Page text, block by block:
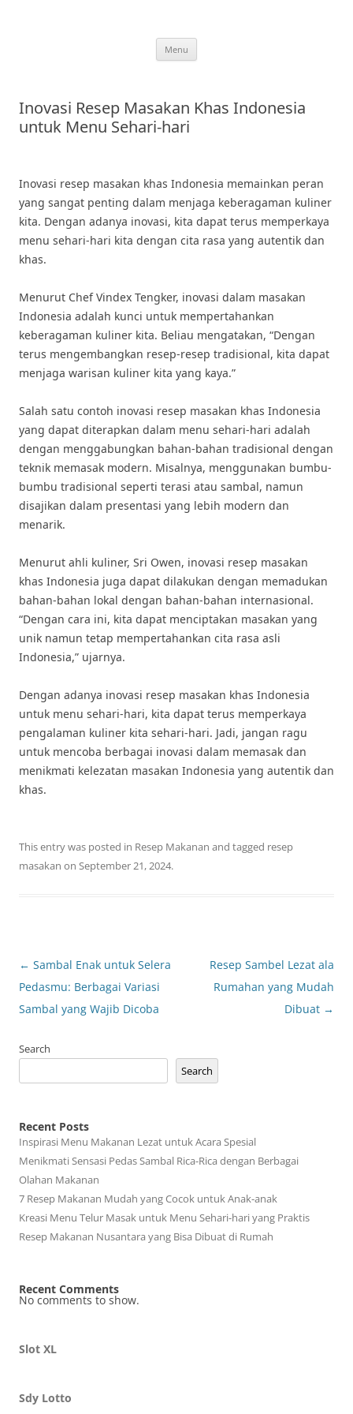
Menu
Inovasi Resep Masakan Khas Indonesia
untuk Menu Sehari-hari
Inovasi resep masakan khas Indonesia memainkan peran
yang sangat penting dalam menjaga keberagaman kuliner
kita. Dengan adanya inovasi, kita dapat terus memperkaya
menu sehari-hari kita dengan cita rasa yang autentik dan
khas.
Menurut Chef Vindex Tengker, inovasi dalam masakan
Indonesia adalah kunci untuk mempertahankan
keberagaman kuliner kita. Beliau mengatakan, “Dengan
terus mengembangkan resep-resep tradisional, kita dapat
menjaga warisan kuliner kita yang kaya.”
Salah satu contoh inovasi resep masakan khas Indonesia
yang dapat diterapkan dalam menu sehari-hari adalah
dengan menggabungkan bahan-bahan tradisional dengan
teknik memasak modern. Misalnya, menggunakan bumbu-
bumbu tradisional seperti terasi atau sambal, namun
disajikan dalam presentasi yang lebih modern dan
menarik.
Menurut ahli kuliner, Sri Owen, inovasi resep masakan
khas Indonesia juga dapat dilakukan dengan memadukan
bahan-bahan lokal dengan bahan-bahan internasional.
“Dengan cara ini, kita dapat menciptakan masakan yang
unik namun tetap mempertahankan cita rasa asli
Indonesia,” ujarnya.
Dengan adanya inovasi resep masakan khas Indonesia
untuk menu sehari-hari, kita dapat terus memperkaya
pengalaman kuliner kita sehari-hari. Jadi, jangan ragu
untuk mencoba berbagai inovasi dalam memasak dan
menikmati kelezatan masakan Indonesia yang autentik dan
khas.
This entry was posted in Resep Makanan and tagged resep
masakan on September 21, 2024.
Post
navigation
← Sambal Enak untuk Selera
Pedasmu: Berbagai Variasi
Sambal yang Wajib Dicoba
Resep Sambel Lezat ala
Rumahan yang Mudah
Dibuat →
Search
Search
Recent Posts
Inspirasi Menu Makanan Lezat untuk Acara Spesial
Menikmati Sensasi Pedas Sambal Rica-Rica dengan Berbagai
Olahan Makanan
7 Resep Makanan Mudah yang Cocok untuk Anak-anak
Kreasi Menu Telur Masak untuk Menu Sehari-hari yang Praktis
Resep Makanan Nusantara yang Bisa Dibuat di Rumah
Recent Comments
No comments to show.
Slot XL
Sdy Lotto